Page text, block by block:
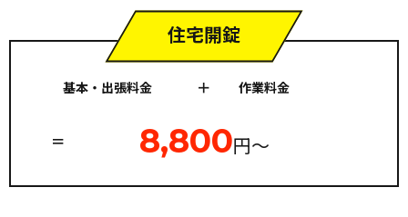
住宅開錠
基本・出張料金 作業料金
8,800円〜